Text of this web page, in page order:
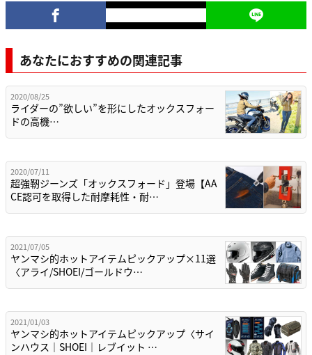
あなたにおすすめの関連記事
2020/08/25
ライダーの”欲しい”を形にしたオックスフォー
ドの高機…
2020/07/11
超強靭ジーンズ「オックスフォード」登場【AA
CE認可を取得した耐摩耗性・耐…
2021/07/05
ヤンマシ的ホットアイテムピックアップ×11選
〈アライ/SHOEI/ゴールドウ…
2021/01/03
ヤンマシ的ホットアイテムピックアップ〈サイ
ンハウス｜SHOEI｜レブイット …